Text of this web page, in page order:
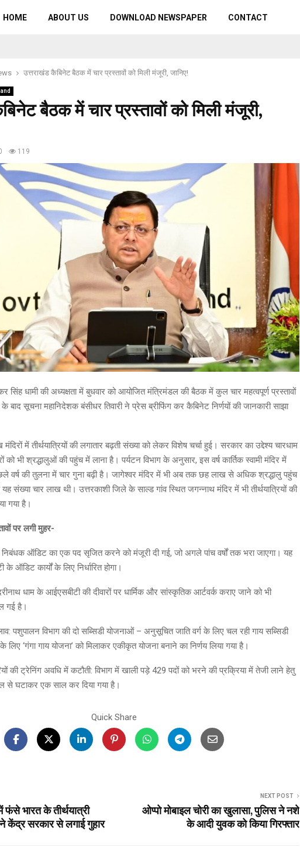
HOME ABOUT US DOWNLOAD NEWSPAPER CONTACT
उत्तराखंड कैबिनेट बैठक में चार प्रस्तावों को मिली मंजूरी, जानिए!
बैठक में चार प्रस्तावों को मिली मंजूरी,
119
सिंह धामी की अध्यक्षता में बुधवार को आयोजित मंत्रिमंडल की बैठक में कुल चार महत्वपूर्ण प्रस्तावों
बाद सूचना महानिदेशक बंसीधर तिवारी ने प्रेस ब्रीफिंग कर कैबिनेट निर्णयों की जानकारी साझा
में तीर्थयात्रियों की लगातार बढ़ती संख्या को लेकर विशेष चर्चा हुई। सरकार का उद्देश्य चारधाम
को भी श्रद्धालुओं की पहुंच में लाना है। पर्यटन विभाग के अनुसार, इस वर्ष कार्तिक स्वामी मंदिर में
वर्ष की तुलना में चार गुना बढ़ी है। जागेश्वर मंदिर में भी अब तक छह लाख से अधिक श्रद्धालु पहुंच
संख्या चार लाख थी। उत्तरकाशी जिले के साल्ड गांव स्थित जगन्नाथ मंदिर में भी तीर्थयात्रियों की
गया है।
पर लगी मुहर-
ऑडिट का एक पद सृजित करने को मंजूरी दी गई, जो अगले पांच वर्षों तक भरा जाएगा। यह
ऑडिट कार्यों के लिए निर्धारित होगा।
धाम के आईएसबीटी की दीवारों पर धार्मिक और सांस्कृतिक आर्टवर्क कराए जाने को भी
गई है।
पशुपालन विभाग की दो सब्सिडी योजनाओं – अनुसूचित जाति वर्ग के लिए चल रही गाय सब्सिडी
लिए ‘गंगा गाय योजना’ को मिलाकर एकीकृत योजना बनाने का निर्णय लिया गया है।
की ट्रेनिंग अवधि में कटौती: विभाग में खाली पड़े 429 पदों को भरने की प्रक्रिया में तेजी लाने हेतु
से घटाकर एक साल कर दिया गया है।
Quick Share
भारत के तीर्थयात्री
केंद्र सरकार से लगाई गुहार
NEXT POST
ओप्पो मोबाइल चोरी का खुलासा, पुलिस ने नशे
के आदी युवक को किया गिरफ्तार